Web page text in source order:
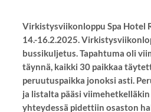
Virkistysviikonloppu Spa Hotel
14.-16.2.2025.
bussikuljetus. Tapahtuma oli
täynnä, kaikki 30 paikkaa
peruutuspaikka jonoksi asti.
ja listalta pääsi
yhteydessä pidettiin osaston